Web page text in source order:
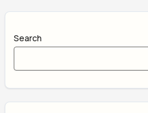
Search